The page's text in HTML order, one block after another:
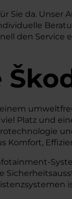
da. Unser
den
Platz und
Komfort,